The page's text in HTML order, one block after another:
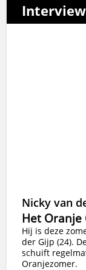
Interview
Nicky van
Het Oranje
Hij is deze
der Gijp (24).
schuift
Oranjezomer.